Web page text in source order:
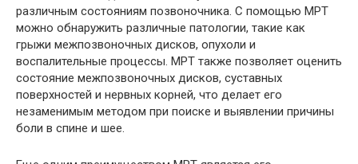
различным состояниям позвоночника. С помощью МРТ
можно обнаружить различные патологии, такие как
грыжи межпозвоночных дисков, опухоли и
воспалительные процессы. МРТ также позволяет оценить
состояние межпозвоночных дисков, суставных
поверхностей и нервных корней, что делает его
незаменимым методом при поиске и выявлении причины
боли в спине и шее.